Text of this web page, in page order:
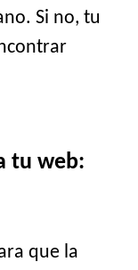
Si no, tu
tu web:
que la